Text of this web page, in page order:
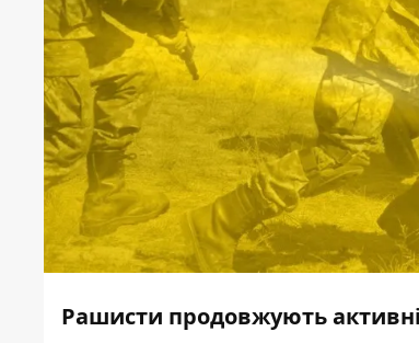
Рашисти продовжують активні